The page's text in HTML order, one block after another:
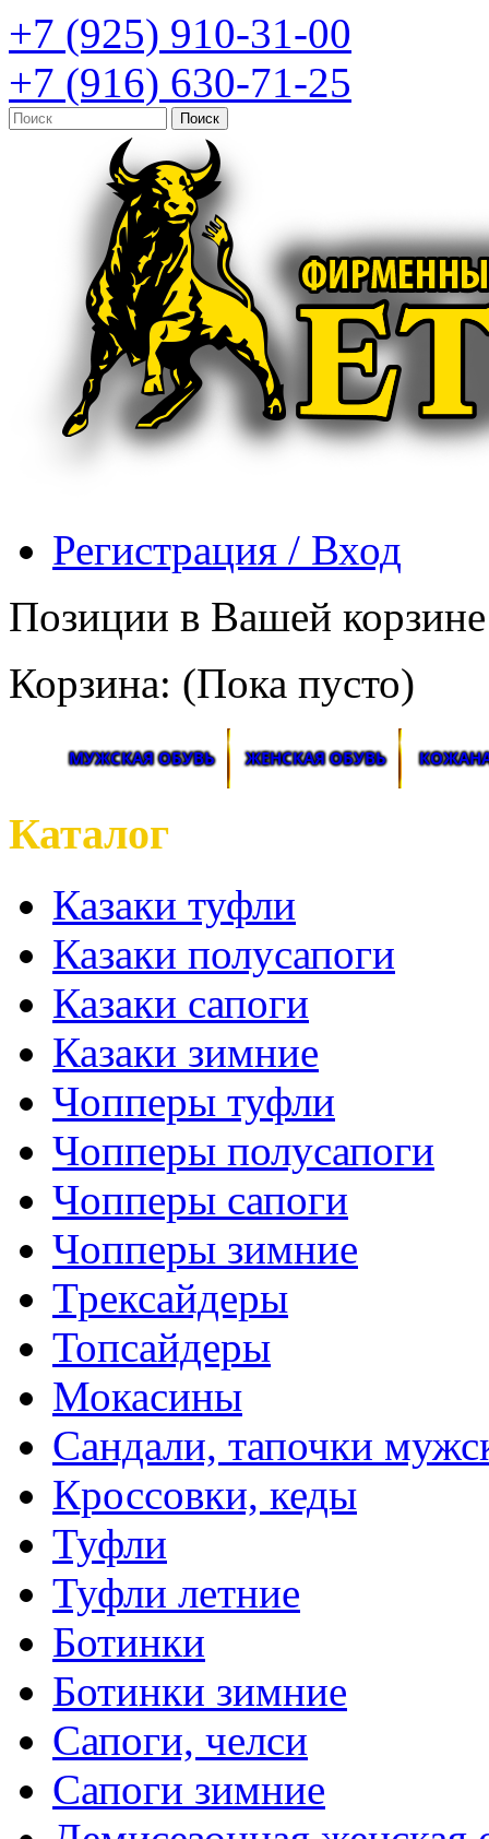
+7 (925) 910-31-00
+7 (916) 630-71-25
Регистрация / Вход
Позиции в Вашей
Корзина: (Пока пусто)
МУЖСКАЯ ОБУВЬ ЖЕНСКАЯ ОБУВЬ
Каталог
Казаки туфли
Казаки полусапоги
Казаки сапоги
Казаки зимние
Чопперы туфли
Чопперы полусапоги
Чопперы сапоги
Чопперы зимние
Трексайдеры
Топсайдеры
Мокасины
Сандали, тапочки
Кроссовки, кеды
Туфли
Туфли летние
Ботинки
Ботинки зимние
Сапоги, челси
Сапоги зимние